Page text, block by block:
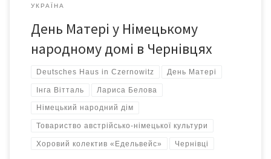
УКРАЇНА
День Матері у Німецькому
народному домі в Чернівцях
Deutsches Haus in Czernowitz День Матері
Інга Вітталь Лариса Белова
Німецький народний дім
Товариство австрійсько-німецької культури
Хоровий колектив «Едельвейс» Чернівці